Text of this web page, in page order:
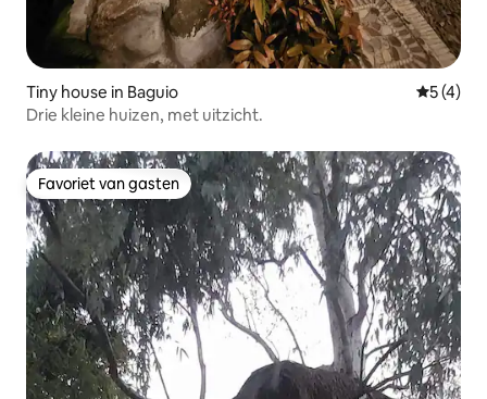
Tiny house in Baguio
5 (4)
Drie kleine huizen, met uitzicht.
Favoriet van gasten
Favoriet van gasten